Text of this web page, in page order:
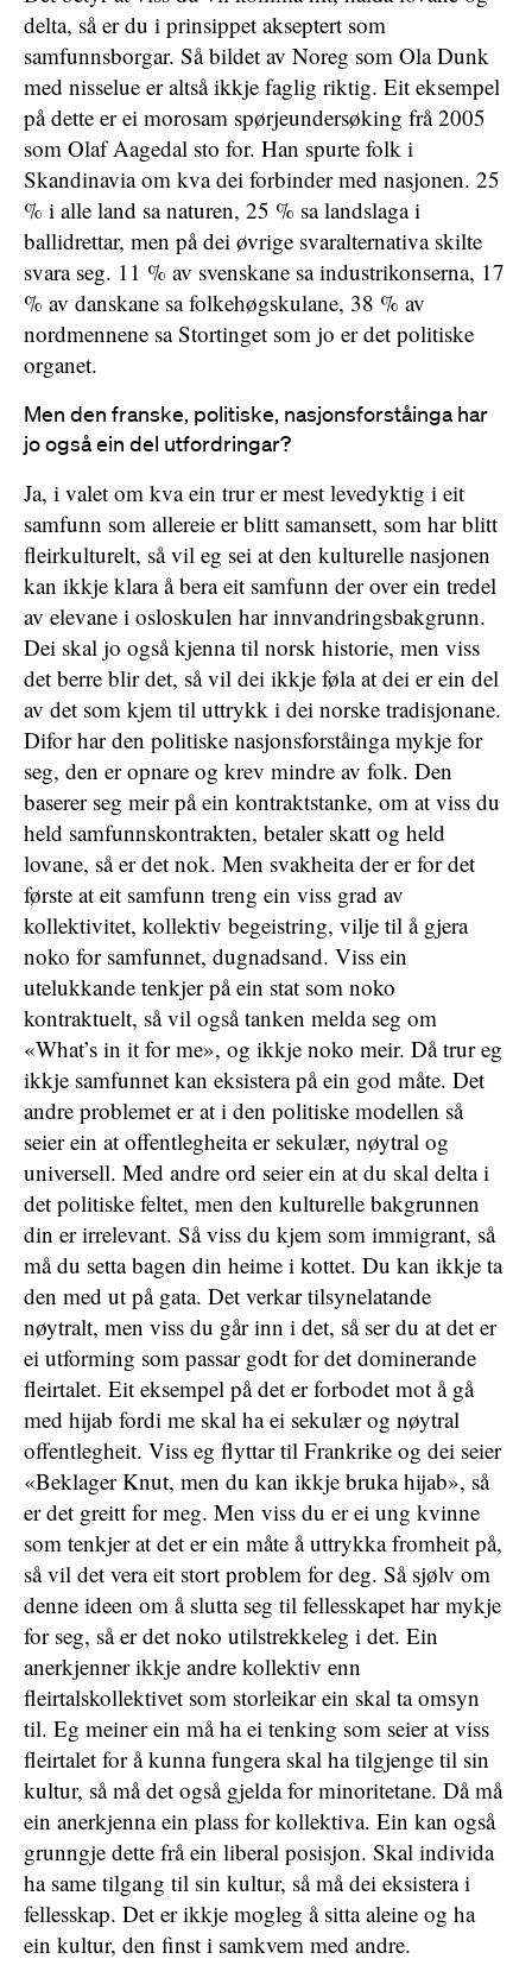
delta, så er du i prinsippet akseptert som
samfunnsborgar. Så bildet av Noreg som Ola Dunk
med nisselue er altså ikkje faglig riktig. Eit eksempel
på dette er ei morosam spørjeundersøking frå 2005
som Olaf Aagedal sto for. Han spurte folk i
Skandinavia om kva dei forbinder med nasjonen. 25
% i alle land sa naturen, 25 % sa landslaga i
ballidrettar, men på dei øvrige svaralternativa skilte
svara seg. 11 % av svenskane sa industrikonserna, 17
% av danskane sa folkehøgskulane, 38 % av
nordmennene sa Stortinget som jo er det politiske
organet.
Men den franske, politiske, nasjonsforståinga har
jo også ein del utfordringar?
Ja, i valet om kva ein trur er mest levedyktig i eit
samfunn som allereie er blitt samansett, som har blitt
fleirkulturelt, så vil eg sei at den kulturelle nasjonen
kan ikkje klara å bera eit samfunn der over ein tredel
av elevane i osloskulen har innvandringsbakgrunn.
Dei skal jo også kjenna til norsk historie, men viss
det berre blir det, så vil dei ikkje føla at dei er ein del
av det som kjem til uttrykk i dei norske tradisjonane.
Difor har den politiske nasjonsforståinga mykje for
seg, den er opnare og krev mindre av folk. Den
baserer seg meir på ein kontraktstanke, om at viss du
held samfunnskontrakten, betaler skatt og held
lovane, så er det nok. Men svakheita der er for det
første at eit samfunn treng ein viss grad av
kollektivitet, kollektiv begeistring, vilje til å gjera
noko for samfunnet, dugnadsand. Viss ein
utelukkande tenkjer på ein stat som noko
kontraktuelt, så vil også tanken melda seg om
«What’s in it for me», og ikkje noko meir. Då trur eg
ikkje samfunnet kan eksistera på ein god måte. Det
andre problemet er at i den politiske modellen så
seier ein at offentlegheita er sekulær, nøytral og
universell. Med andre ord seier ein at du skal delta i
det politiske feltet, men den kulturelle bakgrunnen
din er irrelevant. Så viss du kjem som immigrant, så
må du setta bagen din heime i kottet. Du kan ikkje ta
den med ut på gata. Det verkar tilsynelatande
nøytralt, men viss du går inn i det, så ser du at det er
ei utforming som passar godt for det dominerande
fleirtalet. Eit eksempel på det er forbodet mot å gå
med hijab fordi me skal ha ei sekulær og nøytral
offentlegheit. Viss eg flyttar til Frankrike og dei seier
«Beklager Knut, men du kan ikkje bruka hijab», så
er det greitt for meg. Men viss du er ei ung kvinne
som tenkjer at det er ein måte å uttrykka fromheit på,
så vil det vera eit stort problem for deg. Så sjølv om
denne ideen om å slutta seg til fellesskapet har mykje
for seg, så er det noko utilstrekkeleg i det. Ein
anerkjenner ikkje andre kollektiv enn
fleirtalskollektivet som storleikar ein skal ta omsyn
til. Eg meiner ein må ha ei tenking som seier at viss
fleirtalet for å kunna fungera skal ha tilgjenge til sin
kultur, så må det også gjelda for minoritetane. Då må
ein anerkjenna ein plass for kollektiva. Ein kan også
grunngje dette frå ein liberal posisjon. Skal individa
ha same tilgang til sin kultur, så må dei eksistera i
fellesskap. Det er ikkje mogleg å sitta aleine og ha
ein kultur, den finst i samkvem med andre.